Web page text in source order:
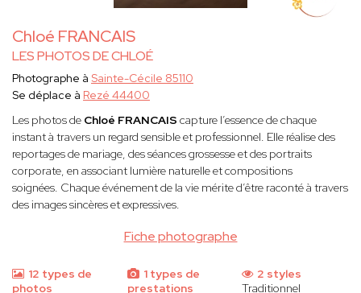
Chloé FRANCAIS
LES PHOTOS DE CHLOÉ
Fiche photographe
Photographe à Sainte-Cécile 85110
Se déplace à Rezé 44400
Les photos de Chloé FRANCAIS capture l’essence de chaque
instant à travers un regard sensible et professionnel. Elle réalise des
reportages de mariage, des séances grossesse et des portraits
corporate, en associant lumière naturelle et compositions
soignées. Chaque événement de la vie mérite d’être raconté à travers
des images sincères et expressives.
12 types de
photos
1 types de
prestations
2 styles
Traditionnel